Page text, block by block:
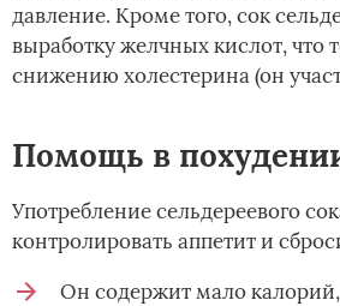
давление. Кроме того, сок
выработку желчных кислот, что
снижению холестерина (он
Помощь в
Употребление сельдереевого
контролировать аппетит и
Он содержит мало